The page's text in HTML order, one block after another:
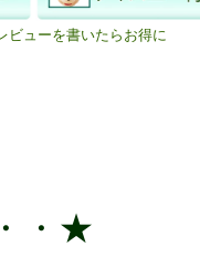
ビューを書いたらお得に
・★